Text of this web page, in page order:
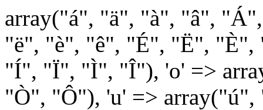
array("á", "ä", "à", "â",
"ë", "è", "ê", "É", "Ë",
"Í", "Ï", "Ì", "Î"), 'o' =>
"Ò", "Ô"), 'u' =>